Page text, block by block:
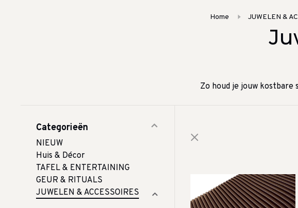
Home JUWELEN &
Zo houd je jouw kostbare
Categorieën
NIEUW
Huis & Décor
TAFEL & ENTERTAINING
GEUR & RITUALS
JUWELEN & ACCESSOIRES